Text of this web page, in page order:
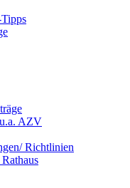
AZV
Richtlinien